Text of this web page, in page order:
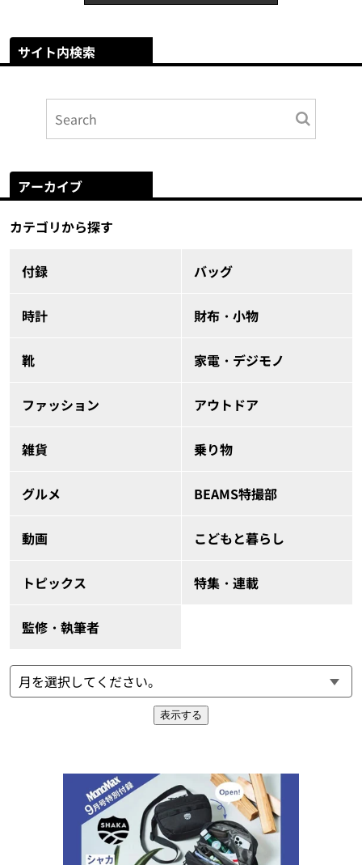
サイト内検索
アーカイブ
カテゴリから探す
付録 バッグ
時計 財布・小物
靴 家電・デジモノ
ファッション アウトドア
雑貨 乗り物
グルメ BEAMS特撮部
動画 こどもと暮らし
トピックス 特集・連載
監修・執筆者
表示する